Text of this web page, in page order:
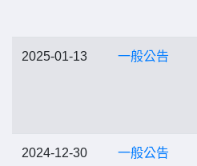
2025-01-13 一般公告
2024-12-30 一般公告